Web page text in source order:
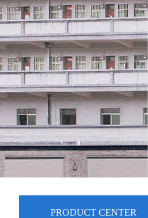
五金冲压件
精密车削件
CNC数控车床
万搏手机版(中
PRODUCT CENTER